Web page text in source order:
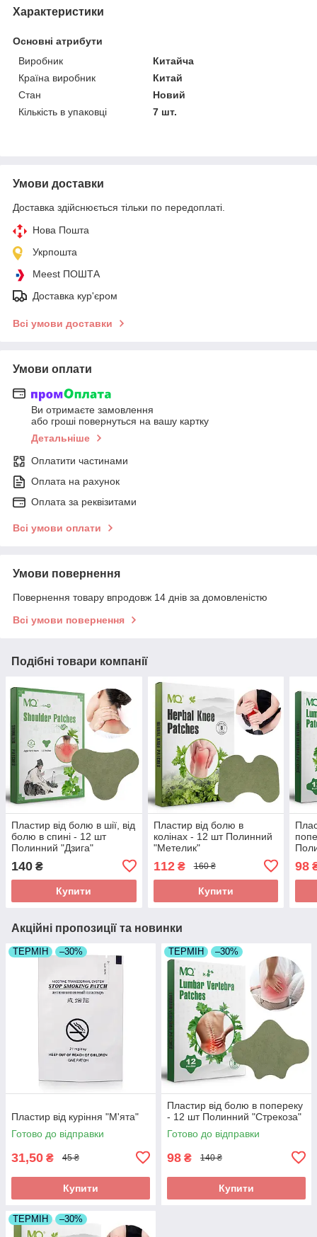
Характеристики
Основні атрибути
Виробник
Китайча
Країна виробник
Китай
Стан
Новий
Кількість в упаковці
7 шт.
Умови доставки
Доставка здійснюється тільки по передоплаті.
Нова Пошта
Укрпошта
Meest ПОШТА
Доставка кур'єром
Всі умови доставки
Умови оплати
Ви отримаєте замовлення
або гроші повернуться на вашу картку
Детальніше
Оплатити частинами
Оплата на рахунок
Оплата за реквізитами
Всі умови оплати
Умови повернення
Повернення товару впродовж 14 днів за домовленістю
Всі умови повернення
Подібні товари компанії
Пластир від болю в шії, від
болю в спині - 12 шт
Полинний "Дзига"
140 ₴
Купити
Пластир від болю в
колінах - 12 шт Полинний
"Метелик"
112₴ 160 ₴
Купити
98
Акційні пропозиції та новинки
ТЕРМІН –30%
Пластир від куріння "М'ята"
Готово до відправки
31,50 ₴ 45 ₴
Купити
ТЕРМІН –30%
Пластир від болю в попереку
- 12 шт Полинний "Стрекоза"
Готово до відправки
98 ₴ 140 ₴
Купити
ТЕРМІН –30%